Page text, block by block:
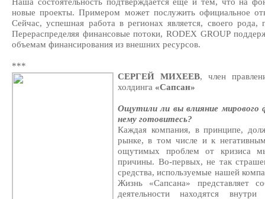
новые проекты. Примером может послужить официальное
Сейчас, успешная работа в регионах является, своего рода,
Перераспределяя финансовые потоки, RODEX GROUP
объемам финансирования из внешних ресурсов.
***
СЕРГЕЙ МИХЕЕВ, член
холдинга «Сапсан»
Ощутили ли вы влияние мирового
нему готовитесь?
Каждая компания, в принципе,
рынке, в том числе и к
ощутимых проблем от кризиса
причины. Во-первых, не так
средства, используемые нашей
Жизнь «Сапсана» представляет
деятельности находятся внутри